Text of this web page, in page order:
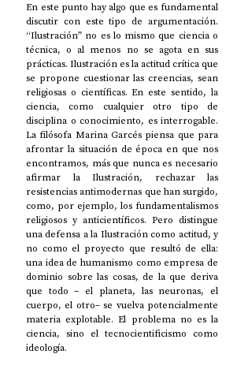
En este punto hay algo que es fundamental
discutir con este tipo de argumentación.
“Ilustración” no es lo mismo que ciencia o
técnica, o al menos no se agota en sus
prácticas. Ilustración es la actitud crítica que
se propone cuestionar las creencias, sean
religiosas o científicas. En este sentido, la
ciencia, como cualquier otro tipo de
disciplina o conocimiento, es interrogable.
La filósofa Marina Garcés piensa que para
afrontar la situación de época en que nos
encontramos, más que nunca es necesario
afirmar la Ilustración, rechazar las
resistencias antimodernas que han surgido,
como, por ejemplo, los fundamentalismos
religiosos y anticientíficos. Pero distingue
una defensa a la Ilustración como actitud, y
no como el proyecto que resultó de ella:
una idea de humanismo como empresa de
dominio sobre las cosas, de la que deriva
que todo – el planeta, las neuronas, el
cuerpo, el otro– se vuelva potencialmente
materia explotable. El problema no es la
ciencia, sino el tecnocientificismo como
ideología.